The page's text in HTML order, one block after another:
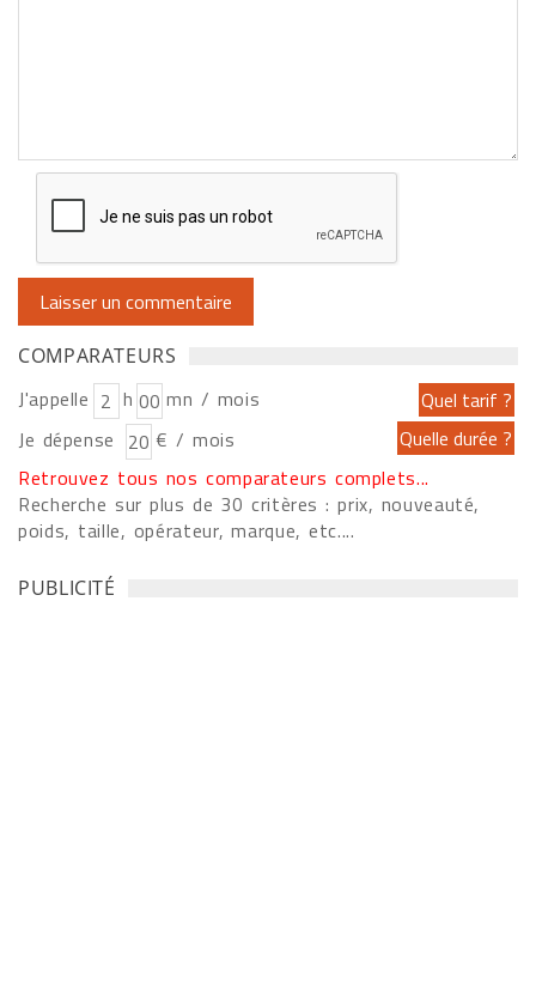
COMPARATEURS
J'appelle h
mn / mois
Je dépense
€ / mois
Retrouvez tous nos comparateurs complets...
Recherche sur plus de 30 critères : prix, nouveauté,
poids, taille, opérateur, marque, etc....
PUBLICITÉ